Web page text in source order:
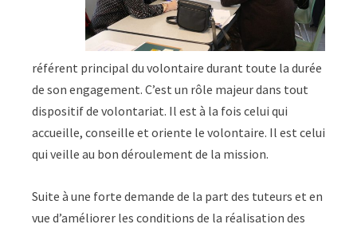
référent principal du volontaire durant toute la durée
de son engagement. C’est un rôle majeur dans tout
dispositif de volontariat. Il est à la fois celui qui
accueille, conseille et oriente le volontaire. Il est celui
qui veille au bon déroulement de la mission.
Suite à une forte demande de la part des tuteurs et en
vue d’améliorer les conditions de la réalisation des